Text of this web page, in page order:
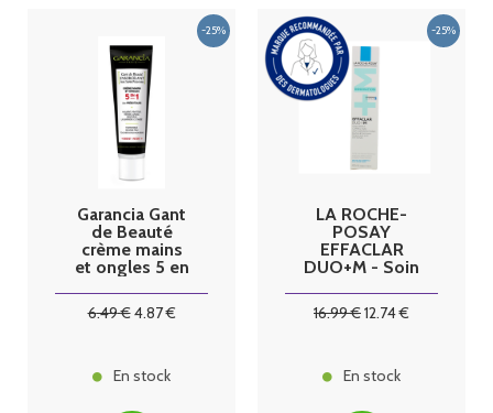
Garancia Gant
de Beauté
crème mains
et ongles 5 en
6.49€4.87€
En stock
LA ROCHE-
POSAY
EFFACLAR
DUO+M - Soin
Anti-
Points noirs,
16.99€12.74€
En stock